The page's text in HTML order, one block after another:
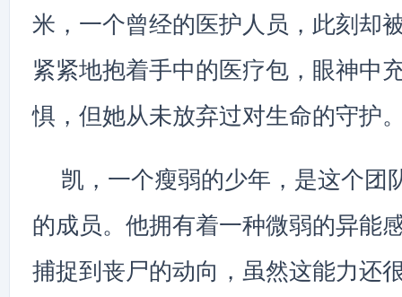
米，一个曾经的医护人员，此刻却
紧紧地抱着手中的医疗包，眼神中
惧，但她从未放弃过对生命的守护
凯，一个瘦弱的少年，是这个团
的成员。他拥有着一种微弱的异能
捕捉到丧尸的动向，虽然这能力还